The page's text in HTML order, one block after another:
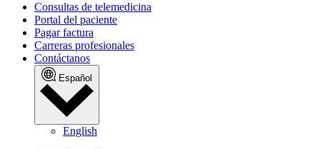
Consultas de telemedicina
Portal del paciente
Pagar factura
Carreras profesionales
Contáctanos
Español
English